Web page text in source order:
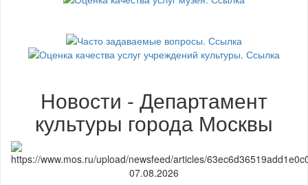
Новости - Департамент
культуры города Москвы
07.08.2026